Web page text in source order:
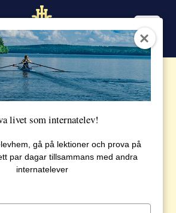
2018
torsdag 26 april
Hus
livet som internatelev!
gå på lektioner och prova på
par dagar tillsammans med andra
internatelever